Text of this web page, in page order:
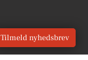
Tilmeld nyhedsbrev